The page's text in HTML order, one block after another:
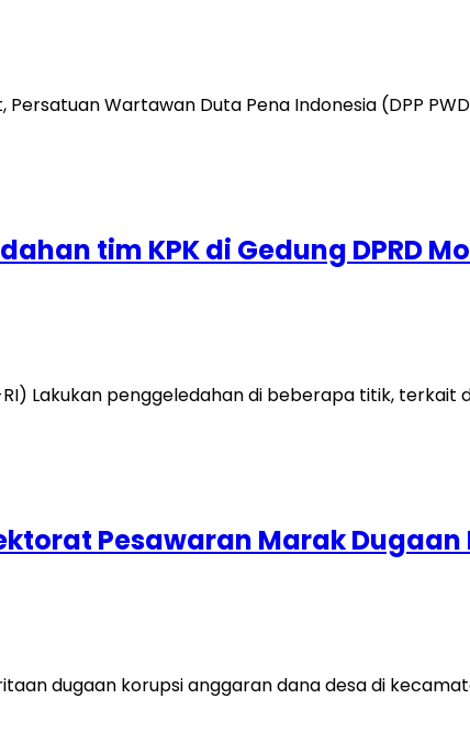
Wartawan Duta Pena Indonesia (DPP
tim KPK di Gedung DPRD
Lakukan penggeledahan di beberapa titik,
Pesawaran Marak Dugaan
dugaan korupsi anggaran dana desa di